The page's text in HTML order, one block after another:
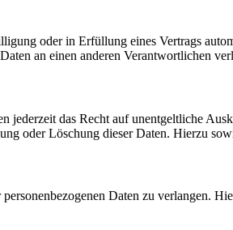
oder in Erfüllung eines Vertrags
an einen anderen Verantwortlichen
jederzeit das Recht auf unentgeltliche
oder Löschung dieser Daten. Hierzu
Daten zu verlangen.